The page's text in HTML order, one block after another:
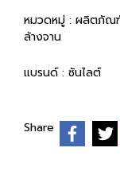
หมวดหมู่ : ผลิตภัณฑ์
ล้างจาน
แบรนด์ : ซันไลต์
Share